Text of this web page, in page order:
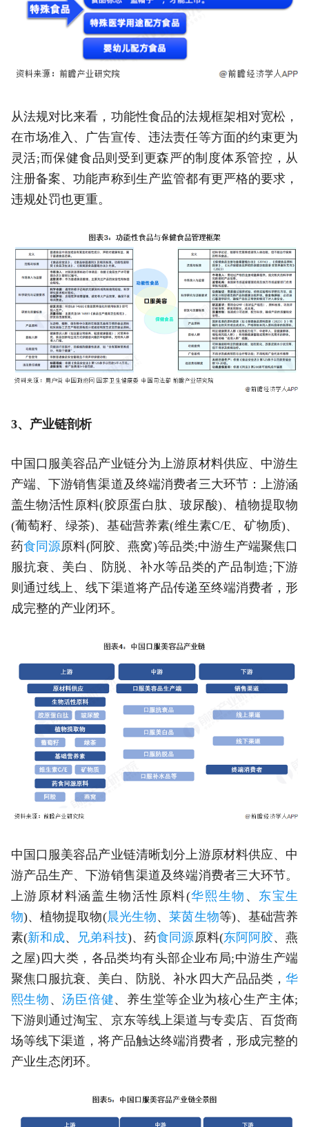
从法规对比来看，功能性食品的法规框架相对宽松，
在市场准入、广告宣传、违法责任等方面的约束更为
灵活;而保健食品则受到更森严的制度体系管控，从
注册备案、功能声称到生产监管都有更严格的要求，
违规处罚也更重。
3、产业链剖析
中国口服美容品产业链分为上游原材料供应、中游生
产端、下游销售渠道及终端消费者三大环节：上游涵
盖生物活性原料(胶原蛋白肽、玻尿酸)、植物提取物
(葡萄籽、绿茶)、基础营养素(维生素C/E、矿物质)、
药食同源原料(阿胶、燕窝)等品类;中游生产端聚焦口
服抗衰、美白、防脱、补水等品类的产品制造;下游
则通过线上、线下渠道将产品传递至终端消费者，形
成完整的产业闭环。
中国口服美容品产业链清晰划分上游原材料供应、中
游产品生产、下游销售渠道及终端消费者三大环节。
上游原材料涵盖生物活性原料(华熙生物 、 东宝生
物)、植物提取物(晨光生物、莱茵生物等)、基础营养
素(新和成、 兄弟科技)、药食同源原料(东阿阿胶、燕
之屋)四大类，各品类均有头部企业布局;中游生产端
聚焦口服抗衰、美白、防脱、补水四大产品品类，华
熙生物 、汤臣倍健、养生堂等企业为核心生产主体;
下游则通过淘宝、京东等线上渠道与专卖店、百货商
场等线下渠道，将产品触达终端消费者，形成完整的
产业生态闭环。